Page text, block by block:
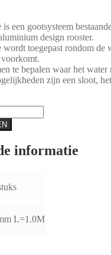
een gootsysteem
design rooster.
toegepast rondom de
te bepalen waar het water
zijn een sloot,
informatie
L=1.0M